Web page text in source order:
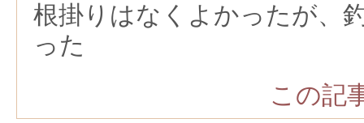
根掛りはなくよかったが、
った
この記